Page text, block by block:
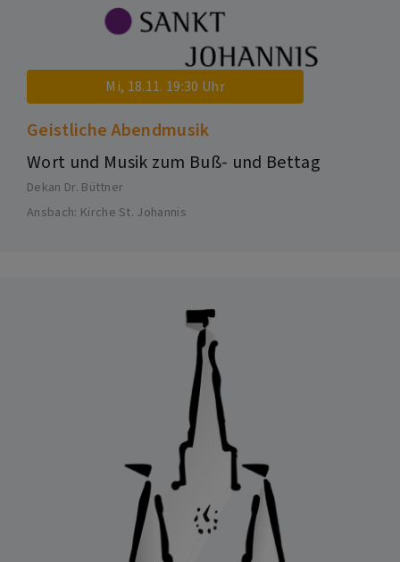
Mi, 18.11. 19:30 Uhr
Geistliche Abendmusik
Wort und Musik zum Buß- und Bettag
Dekan Dr. Büttner
Ansbach Kirche St. Johannis